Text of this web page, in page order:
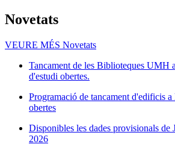
Novetats
VEURE MÉS Novetats
Tancament de les Biblioteques UMH
d'estudi obertes.
Programació de tancament d'edificis a
obertes
Disponibles les dades provisionals de
2026